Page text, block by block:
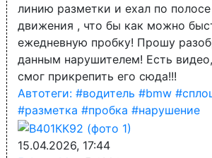
линию разметки и ехал по полосе
движения , что бы как можно
ежедневную пробку! Прошу
данным нарушителем! Есть
смог прикрепить его сюда!!!
Автотеги: #водитель #bmw
#разметка #пробка #нарушение
15.04.2026, 17:44